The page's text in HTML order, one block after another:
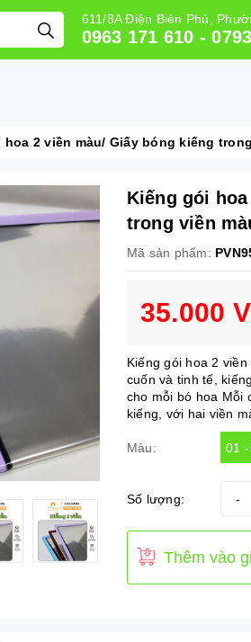
611/8A Điện Biên Phủ,
0963 171 610 -
hoa 2 viền màu/ Giấy bóng kiếng
Kiếng gói
trong viền
Mã sản phẩm:
35.000
Kiếng gói hoa 2
cuốn và tinh tế,
cho mỗi bó hoa Mỗi
kiếng, với hai viền
Màu: 01
Số lượng: -
Thêm vào